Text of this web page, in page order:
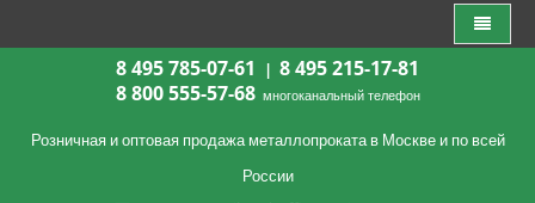
8 495 785-07-61 | 8 495 215-17-81
8 800 555-57-68 многоканальный телефон
Розничная и оптовая продажа металлопроката в Москве и по всей
России